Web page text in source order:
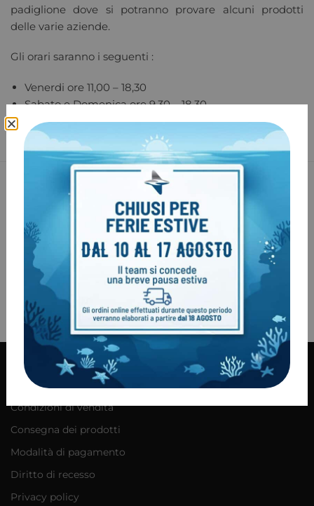
padiglione dove si potranno provare alcuni prodotti
delle varie aziende.
Gli orari saranno i seguenti :
Venerdi ore 11,00 – 18,30
Sabato e Domenica ore 9,30 – 18,30
Spedizione in 24H
Su tutti i prodotti in pronta consegna
Sostituzione Gratuita
Sostituzione gratuita della merce
Garanzia Italia
2 anni di garanzia
100% Pagamenti sicuri
PayPal / MasterCard / Visa
Informazioni
Condizioni di vendita
Consegna dei prodotti
Modalità di pagamento
Diritto di recesso
Privacy policy